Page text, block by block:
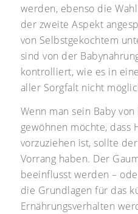
werden, ebenso die
der zweite Aspekt
von Selbstgekochtem
sind von der
kontrolliert, wie es in
aller Sorgfalt nicht
Wenn man sein Baby
gewöhnen möchte, dass
vorzuziehen ist, sollte
Vorrang haben. Der
beeinflusst werden –
die Grundlagen für das
Ernährungsverhalten